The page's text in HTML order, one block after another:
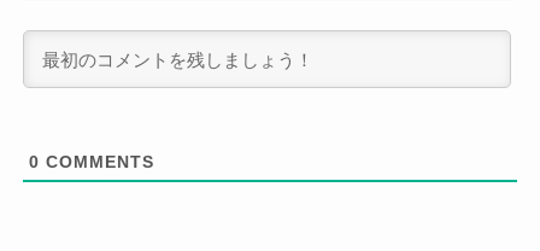
0 COMMENTS